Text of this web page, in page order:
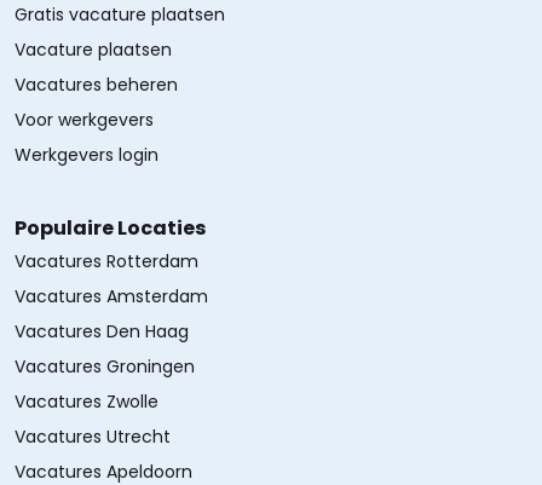
Gratis vacature plaatsen
Vacature plaatsen
Vacatures beheren
Voor werkgevers
Werkgevers login
Populaire Locaties
Vacatures Rotterdam
Vacatures Amsterdam
Vacatures Den Haag
Vacatures Groningen
Vacatures Zwolle
Vacatures Utrecht
Vacatures Apeldoorn